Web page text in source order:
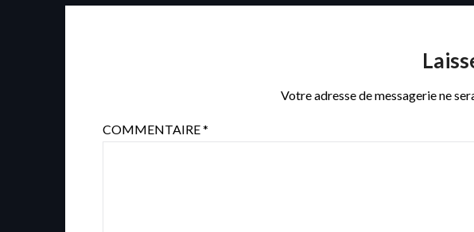
Votre adresse de messagerie ne
COMMENTAIRE*